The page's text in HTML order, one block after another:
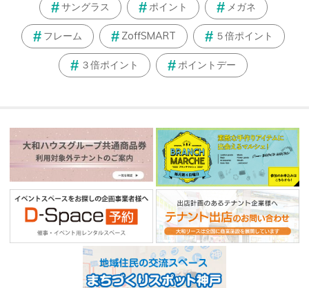
サングラス ポイント メガネ
フレーム ZoffSMART ５倍ポイント
３倍ポイント ポイントデー